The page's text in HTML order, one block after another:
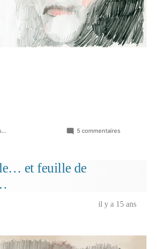
5 commentairessur
et feuille de
il y a 15 ans